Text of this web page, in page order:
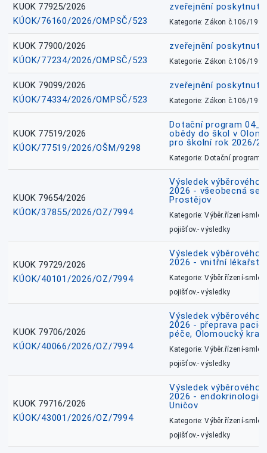
KUOK 77925/2026
KÚOK/76160/2026/OMPSČ/523
zveřejnění
Kategorie: Zákon č.106/1999
KUOK 77900/2026
KÚOK/77234/2026/OMPSČ/523
zveřejnění
Kategorie: Zákon č.106/1999
KUOK 79099/2026
KÚOK/74334/2026/OMPSČ/523
zveřejnění
Kategorie: Zákon č.106/1999
KUOK 77519/2026
KÚOK/77519/2026/OŠM/9298
Dotační program
obědy do škol v
pro školní rok 2026/
Kategorie: Dotační
KUOK 79654/2026
KÚOK/37855/2026/OZ/7994
Výsledek výběrového
2026 - všeobecná
Prostějov
Kategorie: Výběr.řízení-
pojišťov.- výsledky
KUOK 79729/2026
KÚOK/40101/2026/OZ/7994
Výsledek výběrového
2026 - vnitřní
Kategorie: Výběr.řízení-
pojišťov.- výsledky
KUOK 79706/2026
KÚOK/40066/2026/OZ/7994
Výsledek výběrového
2026 - přeprava
péče, Olomoucký kraj
Kategorie: Výběr.řízení-
pojišťov.- výsledky
KUOK 79716/2026
KÚOK/43001/2026/OZ/7994
Výsledek výběrového
2026 - endokrinologie
Uničov
Kategorie: Výběr.řízení-
pojišťov.- výsledky